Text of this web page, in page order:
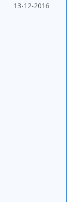
13-12-2016